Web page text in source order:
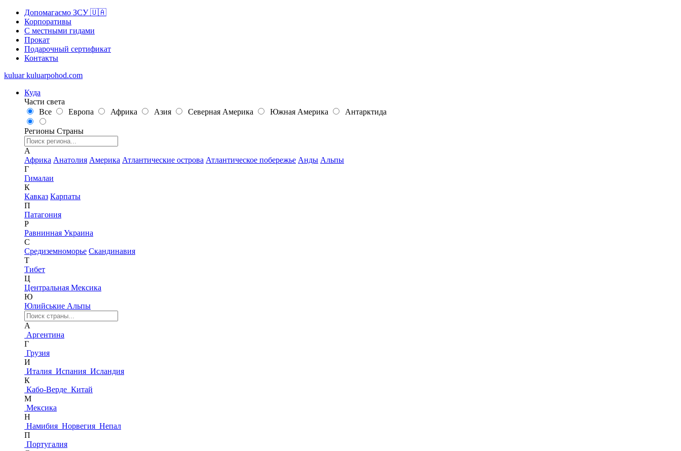
Допомагаємо ЗСУ 🇺🇦
Корпоративы
С местными гидами
Прокат
Подарочный сертификат
Контакты
kuluar kuluarpohod.com
Куда
Части света
Все
Европа Африка Азия Северная Америка Южная Америка Антарктида
Регионы Страны
А
Африка Анатолия Америка Атлантические острова Атлантическое побережье Анды Альпы
Г
Гималаи
К
Кавказ Карпаты
П
Патагония
Р
Равнинная Украина
С
Средиземноморье Скандинавия
Т
Тибет
Ц
Центральная Мексика
Ю
Юлийськие Альпы
А
Аргентина
Г
Грузия
И
Италия Испания Исландия
К
Кабо-Верде Китай
М
Мексика
Н
Намибия Норвегия Непал
П
Португалия